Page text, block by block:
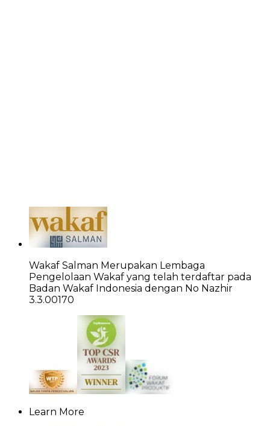
Wakaf Salman Merupakan Lembaga
Pengelolaan Wakaf yang telah terdaftar pada
Badan Wakaf Indonesia dengan No Nazhir
3.3.00170
Learn More